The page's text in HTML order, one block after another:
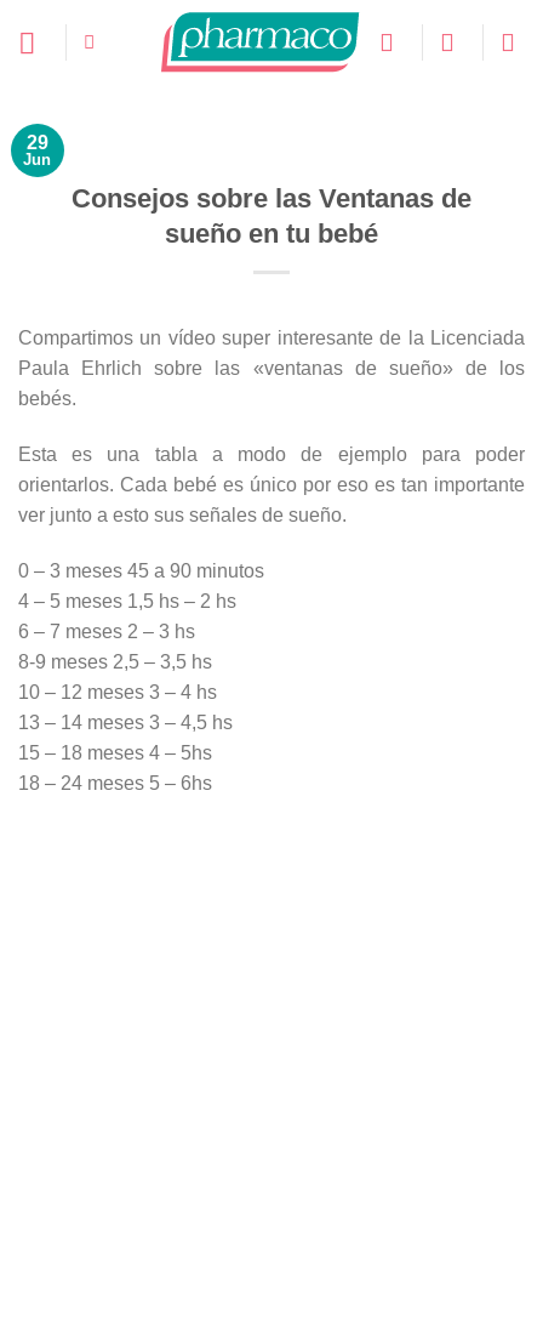
29
Jun
Consejos sobre las Ventanas de
sueño en tu bebé
Compartimos un vídeo super interesante de la Licenciada
Paula Ehrlich sobre las «ventanas de sueño» de los
bebés.
Esta es una tabla a modo de ejemplo para poder
orientarlos. Cada bebé es único por eso es tan importante
ver junto a esto sus señales de sueño.
0 – 3 meses 45 a 90 minutos
4 – 5 meses 1,5 hs – 2 hs
6 – 7 meses 2 – 3 hs
8-9 meses 2,5 – 3,5 hs
10 – 12 meses 3 – 4 hs
13 – 14 meses 3 – 4,5 hs
15 – 18 meses 4 – 5hs
18 – 24 meses 5 – 6hs